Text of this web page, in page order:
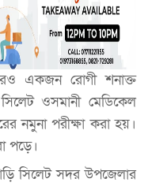
একজন রোগী শনাক্ত
ওসমানী মেডিকেল
নমুনা পরীক্ষা করা হয়।
পড়ে।
সিলেট সদর উপজেলার